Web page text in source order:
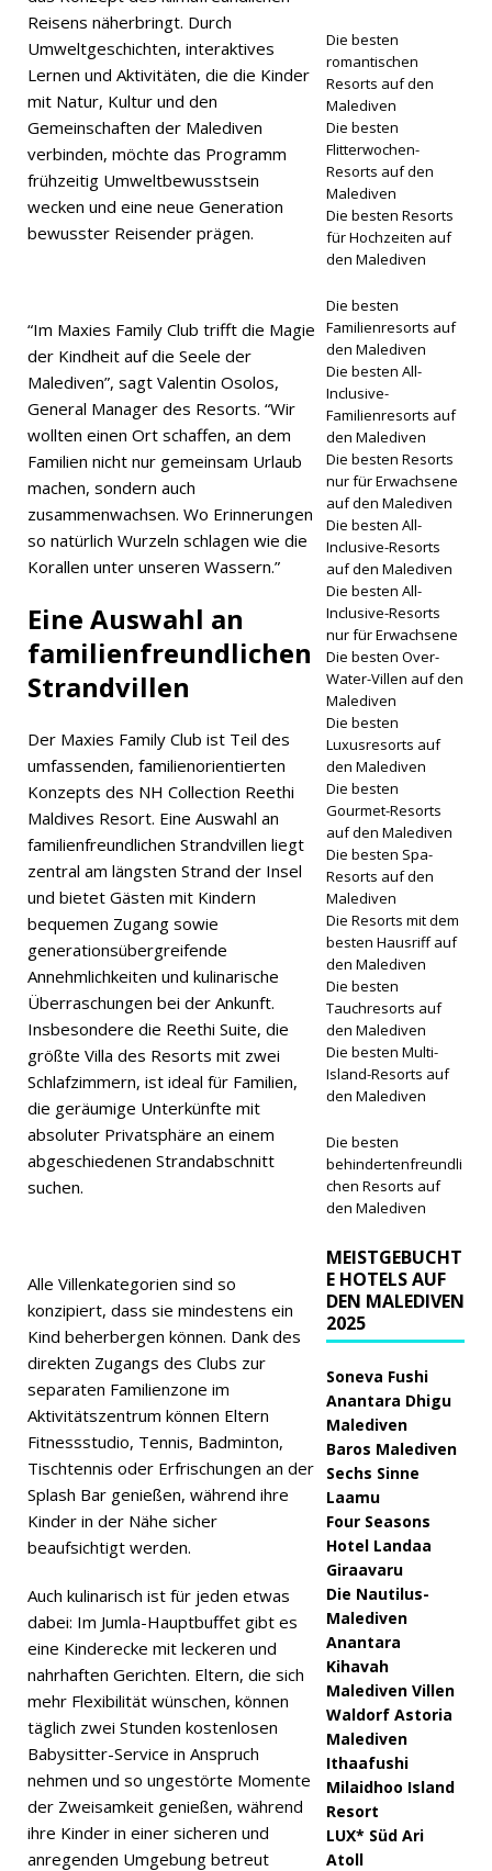
[ 27. April
Centara
Grand
t
romantisc
he
Urlaubsan
5-
STERNE-
UND
Reisens näherbringt. Durch
Umweltgeschichten, interaktives
Lernen und Aktivitäten, die die Kinder
mit Natur, Kultur und den
Gemeinschaften der Malediven
verbinden, möchte das Programm
frühzeitig Umweltbewusstsein
wecken und eine neue Generation
bewusster Reisender prägen.
“Im Maxies Family Club trifft die Magie
der Kindheit auf die Seele der
Malediven”, sagt Valentin Osolos,
General Manager des Resorts. “Wir
wollten einen Ort schaffen, an dem
Familien nicht nur gemeinsam Urlaub
machen, sondern auch
zusammenwachsen. Wo Erinnerungen
so natürlich Wurzeln schlagen wie die
Korallen unter unseren Wassern.”
Eine Auswahl an
familienfreundlichen
Strandvillen
Der Maxies Family Club ist Teil des
umfassenden, familienorientierten
Konzepts des NH Collection Reethi
Maldives Resort. Eine Auswahl an
familienfreundlichen Strandvillen liegt
zentral am längsten Strand der Insel
und bietet Gästen mit Kindern
bequemen Zugang sowie
generationsübergreifende
Annehmlichkeiten und kulinarische
Überraschungen bei der Ankunft.
Insbesondere die Reethi Suite, die
größte Villa des Resorts mit zwei
Schlafzimmern, ist ideal für Familien,
die geräumige Unterkünfte mit
absoluter Privatsphäre an einem
abgeschiedenen Strandabschnitt
suchen.
Alle Villenkategorien sind so
konzipiert, dass sie mindestens ein
Kind beherbergen können. Dank des
direkten Zugangs des Clubs zur
separaten Familienzone im
Aktivitätszentrum können Eltern
Fitnessstudio, Tennis, Badminton,
Tischtennis oder Erfrischungen an der
Splash Bar genießen, während ihre
Kinder in der Nähe sicher
beaufsichtigt werden.
Auch kulinarisch ist für jeden etwas
dabei: Im Jumla-Hauptbuffet gibt es
eine Kinderecke mit leckeren und
nahrhaften Gerichten. Eltern, die sich
mehr Flexibilität wünschen, können
täglich zwei Stunden kostenlosen
Babysitter-Service in Anspruch
nehmen und so ungestörte Momente
der Zweisamkeit genießen, während
ihre Kinder in einer sicheren und
anregenden Umgebung betreut
Die besten
romantischen
Resorts auf den
Malediven
Die besten
Flitterwochen-
Resorts auf den
Malediven
Die besten Resorts
für Hochzeiten auf
den Malediven
Die besten
Familienresorts auf
den Malediven
Die besten All-
Inclusive-
Familienresorts auf
den Malediven
Die besten Resorts
nur für Erwachsene
auf den Malediven
Die besten All-
Inclusive-Resorts
auf den Malediven
Die besten All-
Inclusive-Resorts
nur für Erwachsene
Die besten Over-
Water-Villen auf den
Malediven
Die besten
Luxusresorts auf
den Malediven
Die besten
Gourmet-Resorts
auf den Malediven
Die besten Spa-
Resorts auf den
Malediven
Die Resorts mit dem
besten Hausriff auf
den Malediven
Die besten
Tauchresorts auf
den Malediven
Die besten Multi-
Island-Resorts auf
den Malediven
Die besten
behindertenfreundli
chen Resorts auf
den Malediven
MEISTGEBUCHT
E HOTELS AUF
DEN MALEDIVEN
2025
Soneva Fushi
Anantara Dhigu
Malediven
Baros Malediven
Sechs Sinne
Laamu
Four Seasons
Hotel Landaa
Giraavaru
Die Nautilus-
Malediven
Anantara
Kihavah
Malediven Villen
Waldorf Astoria
Malediven
Ithaafushi
Milaidhoo Island
Resort
LUX* Süd Ari
Atoll